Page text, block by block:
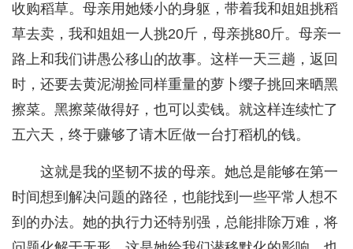
收购稻草。母亲用她矮小的身躯，带着我和姐姐挑稻
草去卖，我和姐姐一人挑20斤，母亲挑80斤。母亲一
路上和我们讲愚公移山的故事。这样一天三趟，返回
时，还要去黄泥湖捡同样重量的萝卜缨子挑回来晒黑
擦菜。黑擦菜做得好，也可以卖钱。就这样连续忙了
五六天，终于赚够了请木匠做一台打稻机的钱。
这就是我的坚韧不拔的母亲。她总是能够在第一
时间想到解决问题的路径，也能找到一些平常人想不
到的办法。她的执行力还特别强，总能排除万难，将